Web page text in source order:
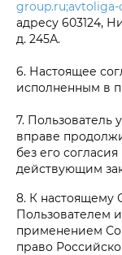
адресу 603124,
д. 245А.
6. Настоящее
исполненным в
7. Пользователь
вправе
без его
действующим
8. К настоящему
Пользователем
применением
право